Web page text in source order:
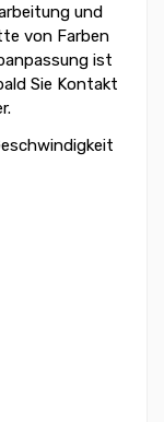
und
von Farben
ist
Sie Kontakt